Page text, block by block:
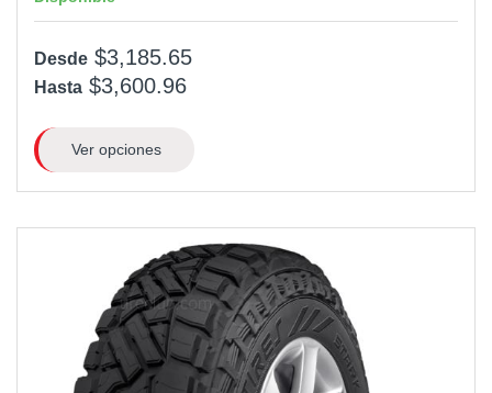
Desde $3,185.65
Hasta $3,600.96
Ver opciones